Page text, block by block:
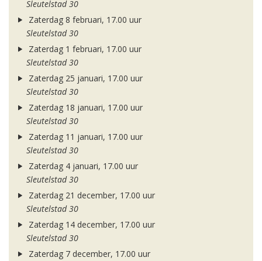
Sleutelstad 30
Zaterdag 8 februari, 17.00 uur
Sleutelstad 30
Zaterdag 1 februari, 17.00 uur
Sleutelstad 30
Zaterdag 25 januari, 17.00 uur
Sleutelstad 30
Zaterdag 18 januari, 17.00 uur
Sleutelstad 30
Zaterdag 11 januari, 17.00 uur
Sleutelstad 30
Zaterdag 4 januari, 17.00 uur
Sleutelstad 30
Zaterdag 21 december, 17.00 uur
Sleutelstad 30
Zaterdag 14 december, 17.00 uur
Sleutelstad 30
Zaterdag 7 december, 17.00 uur